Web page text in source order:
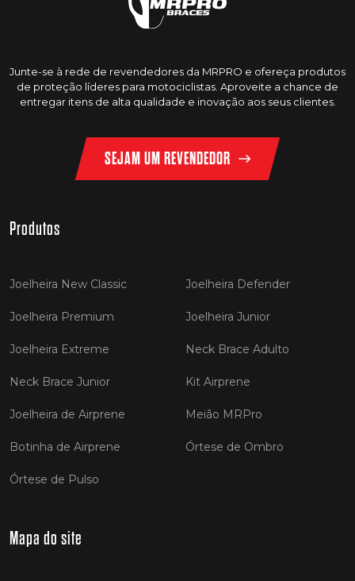
Junte-se à rede de revendedores da MRPRO e ofereça produtos
de proteção líderes para motociclistas. Aproveite a chance de
entregar itens de alta qualidade e inovação aos seus clientes.
SEJAM UM REVENDEDOR
Produtos
Joelheira New Classic Joelheira Defender
Joelheira Premium Joelheira Junior
Joelheira Extreme Neck Brace Adulto
Neck Brace Junior Kit Airprene
Joelheira de Airprene Meião MRPro
Botinha de Airprene Órtese de Ombro
Órtese de Pulso
Mapa do site